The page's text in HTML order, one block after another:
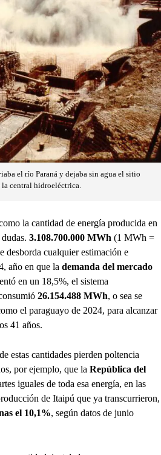
el río Paraná y dejaba sin agua el sitio
central hidroeléctrica.
la cantidad de energía producida en
3.108.700.000 MWh (1 MWh =
desborda cualquier estimación e
año en que la demanda del mercado
en un 18,5%, el sistema
26.154.488 MWh, o sea se
el paraguayo de 2024, para alcanzar
41 años.
de estas cantidades pierden poltencia
por ejemplo, que la República del
iguales de toda esa energía, en las
de Itaipú que ya transcurrieron,
el 10,1%, según datos de junio